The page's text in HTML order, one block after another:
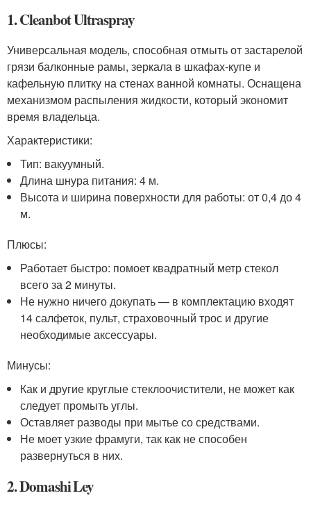
1. Cleanbot Ultraspray
Универсальная модель, способная отмыть от застарелой
грязи балконные рамы, зеркала в шкафах-купе и
кафельную плитку на стенах ванной комнаты. Оснащена
механизмом распыления жидкости, который экономит
время владельца.
Характеристики:
Тип: вакуумный.
Длина шнура питания: 4 м.
Высота и ширина поверхности для работы: от 0,4 до 4
м.
Плюсы:
Работает быстро: помоет квадратный метр стекол
всего за 2 минуты.
Не нужно ничего докупать — в комплектацию входят
14 салфеток, пульт, страховочный трос и другие
необходимые аксессуары.
Минусы:
Как и другие круглые стеклоочистители, не может как
следует промыть углы.
Оставляет разводы при мытье со средствами.
Не моет узкие фрамуги, так как не способен
развернуться в них.
2. Domashi Ley